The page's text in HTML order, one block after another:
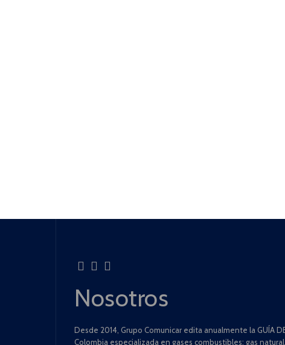
Nosotros
Desde 2014, Grupo Comunicar edita anualmente la GUÍA
Colombia especializada en gases combustibles: gas